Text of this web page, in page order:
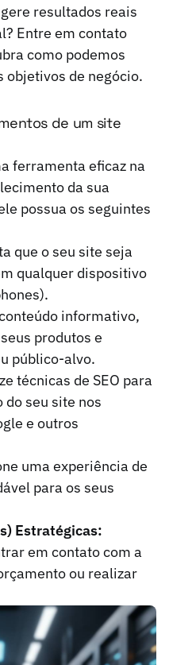
resultados reais
Entre em contato
como podemos
objetivos de negócio.
de um site
ferramenta eficaz na
da sua
possua os seguintes
que o seu site seja
qualquer dispositivo
informativo,
produtos e
público-alvo.
técnicas de SEO para
seu site nos
e outros
uma experiência de
para os seus
Estratégicas:
em contato com a
ou realizar